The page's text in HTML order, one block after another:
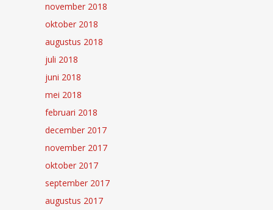
november 2018
oktober 2018
augustus 2018
juli 2018
juni 2018
mei 2018
februari 2018
december 2017
november 2017
oktober 2017
september 2017
augustus 2017